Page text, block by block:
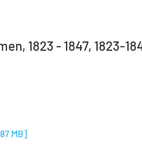
1823 - 1847, 1823-
MB]